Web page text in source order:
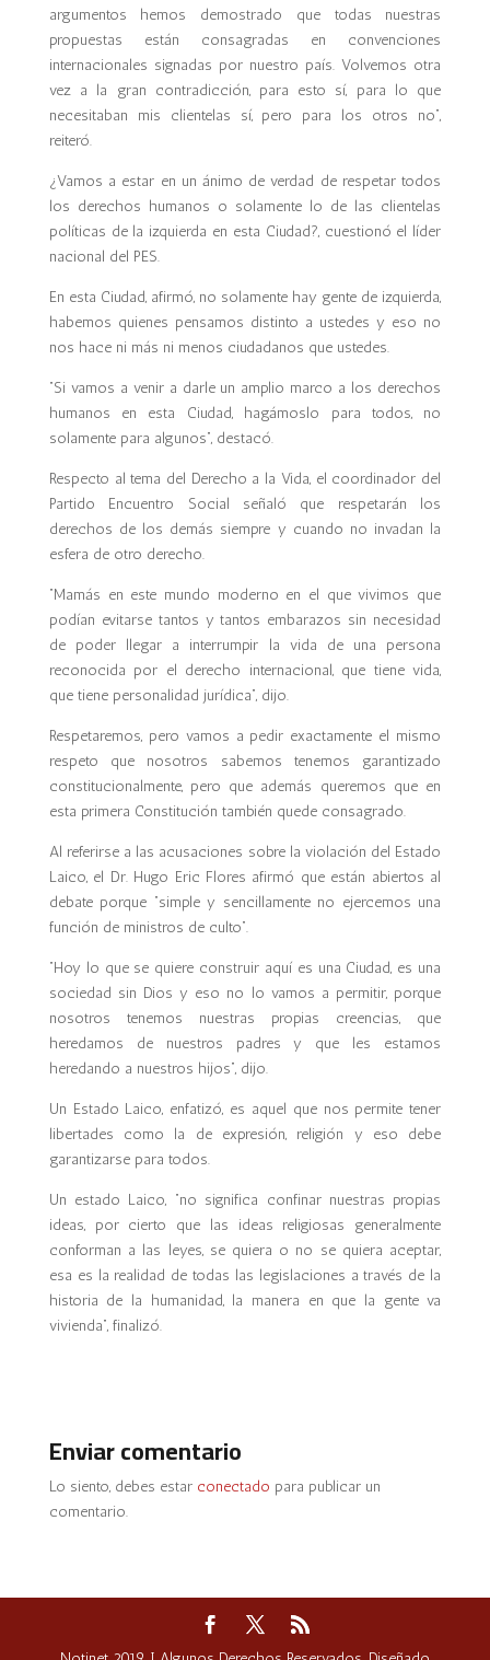
argumentos hemos demostrado que todas nuestras
propuestas están consagradas en convenciones
internacionales signadas por nuestro país. Volvemos otra
vez a la gran contradicción, para esto sí, para lo que
necesitaban mis clientelas sí, pero para los otros no”,
reiteró.
¿Vamos a estar en un ánimo de verdad de respetar todos
los derechos humanos o solamente lo de las clientelas
políticas de la izquierda en esta Ciudad?, cuestionó el líder
nacional del PES.
En esta Ciudad, afirmó, no solamente hay gente de izquierda,
habemos quienes pensamos distinto a ustedes y eso no
nos hace ni más ni menos ciudadanos que ustedes.
“Si vamos a venir a darle un amplio marco a los derechos
humanos en esta Ciudad, hagámoslo para todos, no
solamente para algunos”, destacó.
Respecto al tema del Derecho a la Vida, el coordinador del
Partido Encuentro Social señaló que respetarán los
derechos de los demás siempre y cuando no invadan la
esfera de otro derecho.
“Mamás en este mundo moderno en el que vivimos que
podían evitarse tantos y tantos embarazos sin necesidad
de poder llegar a interrumpir la vida de una persona
reconocida por el derecho internacional, que tiene vida,
que tiene personalidad jurídica”, dijo.
Respetaremos, pero vamos a pedir exactamente el mismo
respeto que nosotros sabemos tenemos garantizado
constitucionalmente, pero que además queremos que en
esta primera Constitución también quede consagrado.
Al referirse a las acusaciones sobre la violación del Estado
Laico, el Dr. Hugo Eric Flores afirmó que están abiertos al
debate porque “simple y sencillamente no ejercemos una
función de ministros de culto”.
“Hoy lo que se quiere construir aquí es una Ciudad, es una
sociedad sin Dios y eso no lo vamos a permitir, porque
nosotros tenemos nuestras propias creencias, que
heredamos de nuestros padres y que les estamos
heredando a nuestros hijos”, dijo.
Un Estado Laico, enfatizó, es aquel que nos permite tener
libertades como la de expresión, religión y eso debe
garantizarse para todos.
Un estado Laico, “no significa confinar nuestras propias
ideas, por cierto que las ideas religiosas generalmente
conforman a las leyes, se quiera o no se quiera aceptar,
esa es la realidad de todas las legislaciones a través de la
historia de la humanidad, la manera en que la gente va
vivienda”, finalizó.
Enviar comentario
Lo siento, debes estar conectado para publicar un
comentario.